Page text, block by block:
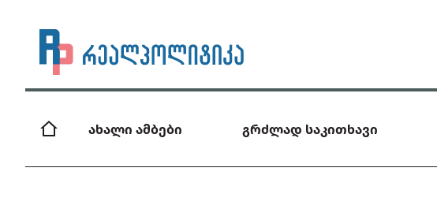
ახალი ამბები გრძლად საკითხავი